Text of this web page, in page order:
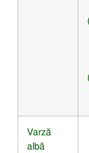
Varză
albă